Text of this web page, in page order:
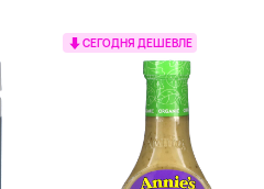
СЕГОДНЯ ДЕШЕВЛЕ